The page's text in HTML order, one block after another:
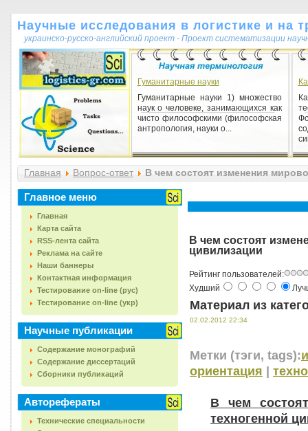
Научные исследования в логистике и на
украинско-русско-английский проект - Проект систематизации
Гуманитарные науки
Гуманитарные науки 1) множество
наук о человеке, занимающихся как
чисто философскими (философская
антропология, науки о...
Движущие силы развития общества
Движущие силы развития общества
длительно действующие причины,
обеспечивающие функциониро...
Главная Вопрос-ответ В чем состоят изменения
Главное меню
Главная
Карта сайта
RSS-лента сайта
Реклама на сайте
Наши баннеры
Контактная информация
Тестирование on-line (рус)
Тестирование on-line (укр)
Научные публикации
Содержание монографий
Содержание диссертаций
Сборники публикаций
Авторефераты
Технические специальности
В чем состоят
цивилизации
Рейтинг пользователей:
Худший
Материал из
02.02.2012 22:34
Метки (тэги, tags):
ориентация |
В чем
техногенной